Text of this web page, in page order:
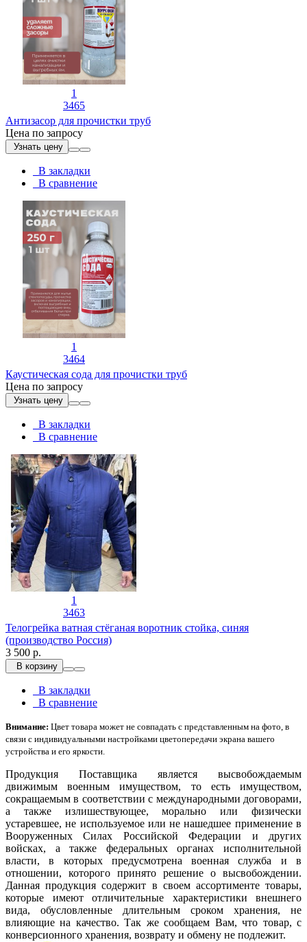
1
3465
Антизасор для прочистки труб
Цена по запросу
Узнать цену
В закладки
В сравнение
1
3464
Каустическая сода для прочистки труб
Цена по запросу
Узнать цену
В закладки
В сравнение
1
3463
Телогрейка ватная стёганая воротник стойка, синяя
(производство Россия)
3 500 р.
В корзину
В закладки
В сравнение
Внимание: Цвет товара может не совпадать с представленным на фото, в
связи с индивидуальными настройками цветопередачи экрана вашего
устройства и его яркости.
Продукция Поставщика является высвобождаемым
движимым военным имуществом, то есть имуществом,
сокращаемым в соответствии с международными договорами,
а также излишествующее, морально или физически
устаревшее, не используемое или не нашедшее применение в
Вооруженных Силах Российской Федерации и других
войсках, а также федеральных органах исполнительной
власти, в которых предусмотрена военная служба и в
отношении, которого принято решение о высвобождении.
Данная продукция содержит в своем ассортименте товары,
которые имеют отличительные характеристики внешнего
вида, обусловленные длительным сроком хранения, не
влияющие на качество. Так же сообщаем Вам, что товар, с
конверсионного хранения, возврату и обмену не подлежит.